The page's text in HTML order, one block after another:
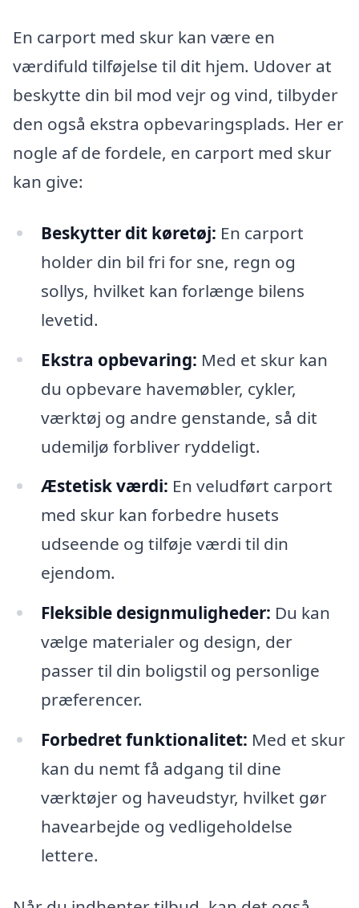
En carport med skur kan være en
værdifuld tilføjelse til dit hjem. Udover at
beskytte din bil mod vejr og vind, tilbyder
den også ekstra opbevaringsplads. Her er
nogle af de fordele, en carport med skur
kan give:
Beskytter dit køretøj: En carport
holder din bil fri for sne, regn og
sollys, hvilket kan forlænge bilens
levetid.
Ekstra opbevaring: Med et skur kan
du opbevare havemøbler, cykler,
værktøj og andre genstande, så dit
udemiljø forbliver ryddeligt.
Æstetisk værdi: En veludført carport
med skur kan forbedre husets
udseende og tilføje værdi til din
ejendom.
Fleksible designmuligheder: Du kan
vælge materialer og design, der
passer til din boligstil og personlige
præferencer.
Forbedret funktionalitet: Med et skur
kan du nemt få adgang til dine
værktøjer og haveudstyr, hvilket gør
havearbejde og vedligeholdelse
lettere.